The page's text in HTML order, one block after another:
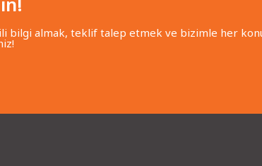
bilgi almak, teklif talep etmek ve bizimle her